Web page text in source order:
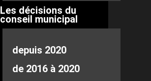
Les décisions du
conseil municipal
depuis 2020
de 2016 à 2020